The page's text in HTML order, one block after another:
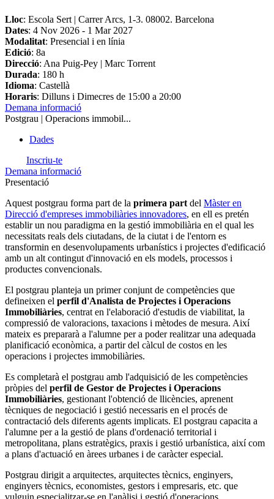
Lloc: Escola Sert | Carrer Arcs, 1-3. 08002. Barcelona
Dates: 4 Nov 2026 - 1 Mar 2027
Modalitat: Presencial i en línia
Edició: 8a
Direcció: Ana Puig-Pey | Marc Torrent
Durada: 180 h
Idioma: Castellà
Horaris: Dilluns i Dimecres de 15:00 a 20:00
Demana informació
Postgrau | Operacions immobil...
Dades
Inscriu-te
Demana informació
Presentació
Aquest postgrau forma part de la primera partdel Màster en
Direcció d'empreses immobiliàries innovadores, en ell es pretén
establir un nou paradigma en la gestió immobiliària en el qual les
necessitats reals dels ciutadans, de la ciutat i de l'entorn es
transformin en desenvolupaments urbanístics i projectes d'edificació
amb un alt contingut d'innovació en els models, processos i
productes convencionals.
El postgrau planteja un primer conjunt de competències que
defineixen el perfil d'Analista de Projectes i Operacions
Immobiliàries, centrat en l'elaboració d'estudis de viabilitat, la
compressió de valoracions, taxacions i mètodes de mesura. Així
mateix es prepararà a l'alumne per a poder realitzar una adequada
planificació econòmica, a partir del càlcul de costos en les
operacions i projectes immobiliàries.
Es completarà el postgrau amb l'adquisició de les competències
pròpies del perfil de Gestor de Projectes i Operacions
Immobiliàries, gestionant l'obtenció de llicències, aprenent
tècniques de negociació i gestió necessaris en el procés de
contractació dels diferents agents implicats. El postgrau capacita a
l'alumne per a la gestió de plans d'ordenació territorial i
metropolitana, plans estratègics, praxis i gestió urbanística, així com
a plans d'actuació en àrees urbanes i de caràcter especial.
Postgrau dirigit a arquitectes, arquitectes tècnics, enginyers,
enginyers tècnics, economistes, gestors i empresaris, etc. que